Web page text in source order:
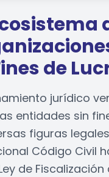
de
jurídico
entidades sin
figuras
Código Civil
de Fiscalización